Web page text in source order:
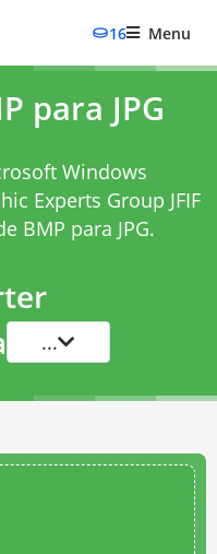
16 Menu
para JPG
Windows
Experts Group JFIF
BMP para JPG.
...